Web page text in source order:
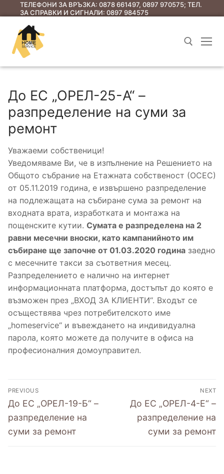
ТЕЛЕФОНИ ЗА ВРЪЗКА: 0878 661497, 0897 970575; ТЕЛ.
ЗА СПРАВКИ И СИГНАЛИ: 0897 984575
Начало
Услуги
Съобщения до ЕС
Съобщения за предстоящи общи събрания
Уведомления за изготвени протоколи от
проведени събрания
Полезна информация
Нормативни документи
Образци на документи
Фирми за асансьорна поддръжка на
територията на община Разград
Обяви
Контакти
Съобщения
До ЕС „ОРЕЛ-25-А“ –
разпределение на суми за
ремонт
Уважаеми собственици!
Уведомяваме Ви, че в изпълнение на Решението на
Общото събрание на Етажната собственост (ОСЕС)
от 05.11.2019 година, е извършено разпределение
на подлежащата на събиране сума за ремонт на
входната врата, изработката и монтажа на
пощенските кутии. Сумата е разпределена на 2
равни месечни вноски, като кампанийното им
събиране ще започне от 01.03.2020 година заедно
с месечните такси за съответния месец.
Разпределението е налично на интернет
информационната платформа, достъпът до която е
възможен през „ВХОД ЗА КЛИЕНТИ“. Входът се
осъществява чрез потребителското име
„homeservice“ и въвеждането на индивидуална
парола, която можете да получите в офиса на
професионалния домоуправител.
PREVIOUS
До ЕС „ОРЕЛ-19-Б“ –
разпределение на
суми за ремонт
NEXT
До ЕС „ОРЕЛ-4-Е“ –
разпределение на
суми за ремонт